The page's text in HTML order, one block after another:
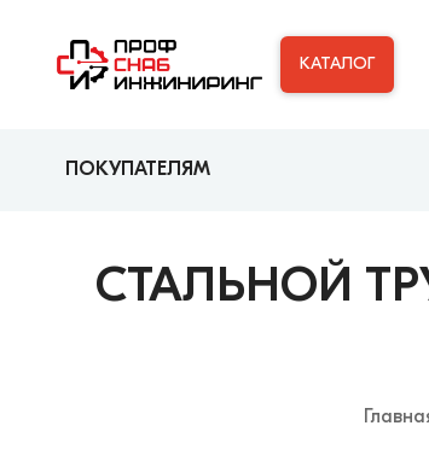
КАТАЛОГ
ПОКУПАТЕЛЯМ
СТАЛЬНОЙ